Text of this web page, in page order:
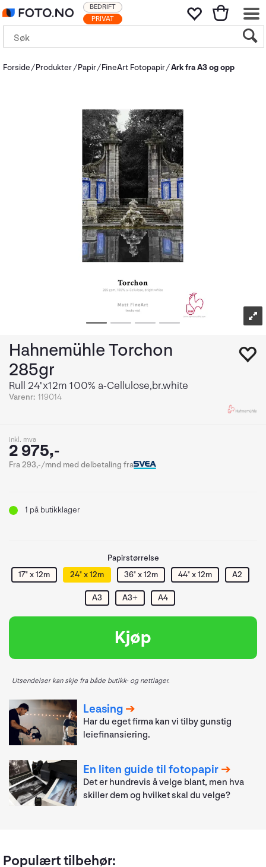
PRIVAT
BEDRIFT
Forside Produkter Papir FineArt Fotopapir Ark fra A3 og opp
Hahnemühle Torchon
285gr
Rull 24"x12m 100% a-Cellulose,br.white
Varenr: 119014
inkl. mva
2 975,-
Fra 293,-/mnd med delbetaling fra
1 på butikklager
Papirstørrelse
17" x 12m
24" x 12m 36" x 12m 44" x 12m A2
A3 A3+ A4
Kjøp
Utsendelser kan skje fra både butikk- og nettlager.
Leasing
Har du eget firma kan vi tilby gunstig
leiefinansiering.
En liten guide til fotopapir
Det er hundrevis å velge blant, men hva
skiller dem og hvilket skal du velge?
Populært tilbehør: